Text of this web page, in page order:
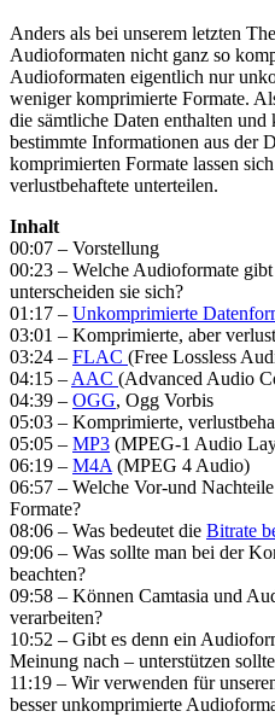
Anders als bei unserem letzten
Audioformaten nicht ganz so
Audioformaten eigentlich nur
weniger komprimierte Formate.
die sämtliche Daten enthalten und
bestimmte Informationen aus der
komprimierten Formate lassen
verlustbehaftete unterteilen.
Inhalt
00:07 – Vorstellung
00:23 – Welche Audioformate
unterscheiden sie sich?
01:17 – Unkomprimierte
03:01 – Komprimierte, aber
03:24 – FLAC (Free Lossless
04:15 – AAC (Advanced Audio
04:39 – OGG, Ogg Vorbis
05:03 – Komprimierte,
05:05 – MP3 (MPEG-1 Audio
06:19 – M4A (MPEG 4 Audio)
06:57 – Welche Vor-und
Formate?
08:06 – Was bedeutet die Bitrate
09:06 – Was sollte man bei der
beachten?
09:58 – Können Camtasia und
verarbeiten?
10:52 – Gibt es denn ein
Meinung nach – unterstützen
11:19 – Wir verwenden für
besser unkomprimierte